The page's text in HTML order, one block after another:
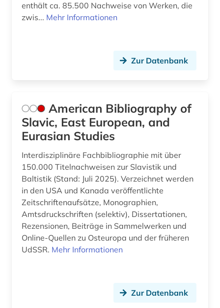
politik (1)
religion (2)
religiöse minderheit (1)
rumänien (1)
russland (1)
sachsen (1)
schtetl (1)
schweiz (1)
enthält ca. 85.500 Nachweise von Werken, die
zwis... Mehr Informationen
Zur Datenbank
American Bibliography of
Slavic, East European, and
Eurasian Studies
Interdisziplinäre Fachbibliographie mit über
150.000 Titelnachweisen zur Slavistik und
Baltistik (Stand: Juli 2025). Verzeichnet werden
in den USA und Kanada veröffentlichte
Zeitschriftenaufsätze, Monographien,
Amtsdruckschriften (selektiv), Dissertationen,
Rezensionen, Beiträge in Sammelwerken und
Online-Quellen zu Osteuropa und der früheren
UdSSR. Mehr Informationen
Zur Datenbank